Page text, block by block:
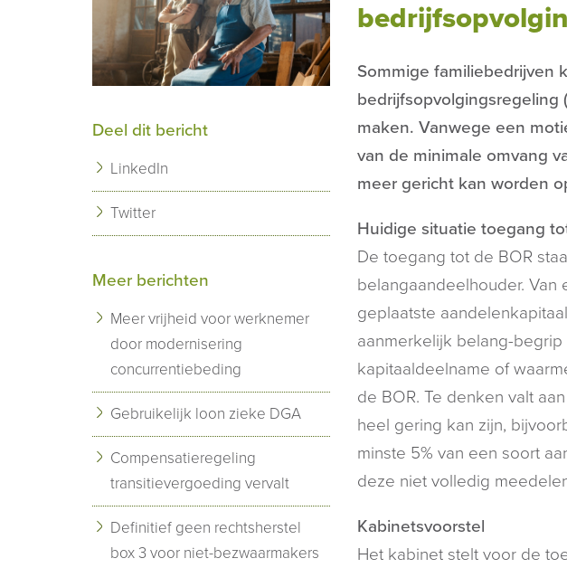
Sommige familiebedrijven
bedrijfsopvolgingsregeling
maken. Vanwege een
van de minimale omvang
meer gericht kan worden
Huidige situatie toegang
De toegang tot de BOR
belangaandeelhouder.
geplaatste
aanmerkelijk belang-
kapitaaldeelname of
de BOR. Te denken valt
heel gering kan zijn,
minste 5% van een soort
deze niet volledig
Kabinetsvoorstel
Het kabinet stelt voor de
Deel dit bericht
LinkedIn
Twitter
Meer berichten
Meer vrijheid voor werknemer
door modernisering
concurrentiebeding
Gebruikelijk loon zieke DGA
Compensatieregeling
transitievergoeding vervalt
Definitief geen rechtsherstel
box 3 voor niet-bezwaarmakers